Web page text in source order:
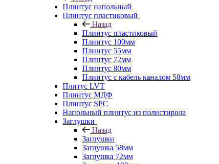
Плинтус напольный
Плинтус пластиковый
Назад
Плинтус пластиковый
Плинтус 100мм
Плинтус 55мм
Плинтус 72мм
Плинтус 80мм
Плинтус с кабель каналом 58мм
Плитус LVT
Плинтус МДФ
Плинтус SPC
Напольный плинтус из полистирола
Заглушки
Назад
Заглушки
Заглушка 58мм
Заглушка 72мм